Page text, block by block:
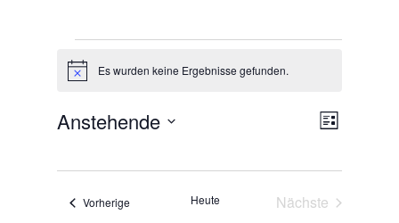
HinweisEs wurden keine Ergebnisse gefunden.
Ansichten-
Navigation
Ansichten-
Liste
Anstehende
Vorherige Veranstaltungen
Heute
Nächste